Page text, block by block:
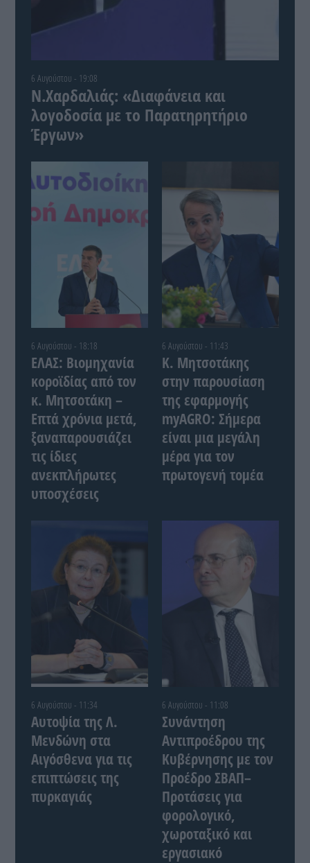
6 Αυγούστου - 19:08
Ν.Χαρδαλιάς: «Διαφάνεια και
λογοδοσία με το Παρατηρητήριο
Έργων»
6 Αυγούστου - 18:18
ΕΛΑΣ: Βιομηχανία
κοροϊδίας από τον
κ. Μητσοτάκη –
Επτά χρόνια μετά,
ξαναπαρουσιάζει
τις ίδιες
ανεκπλήρωτες
υποσχέσεις
6 Αυγούστου - 11:43
Κ. Μητσοτάκης
στην παρουσίαση
της εφαρμογής
myAGRO: Σήμερα
είναι μια μεγάλη
μέρα για τον
πρωτογενή τομέα
6 Αυγούστου - 11:34
Αυτοψία της Λ.
Μενδώνη στα
Αιγόσθενα για τις
επιπτώσεις της
πυρκαγιάς
6 Αυγούστου - 11:08
Συνάντηση
Αντιπροέδρου της
Κυβέρνησης με τον
Προέδρο ΣΒΑΠ–
Προτάσεις για
φορολογικό,
χωροταξικό και
εργασιακό